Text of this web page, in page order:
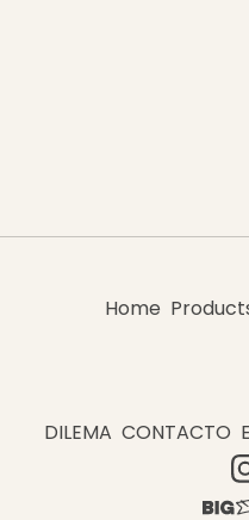
Home
DILEMA CONTACTO